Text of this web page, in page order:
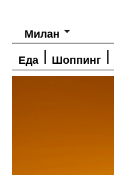
Милан
Еда Шоппинг